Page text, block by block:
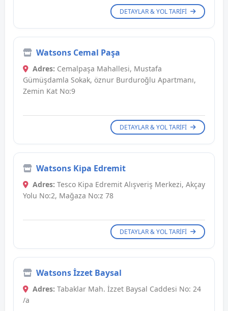
DETAYLAR & YOL TARIFI
Watsons Cemal Paşa
Adres: Cemalpaşa Mahallesi, Mustafa
Gümüşdamla Sokak, öznur Burduroğlu Apartmanı,
Zemin Kat No:9
DETAYLAR & YOL TARIFI
Watsons Kipa Edremit
Adres: Tesco Kipa Edremit Alışveriş Merkezi, Akçay
Yolu No:2, Mağaza No:z 78
DETAYLAR & YOL TARIFI
Watsons İzzet Baysal
Adres: Tabaklar Mah. İzzet Baysal Caddesi No: 24
/a